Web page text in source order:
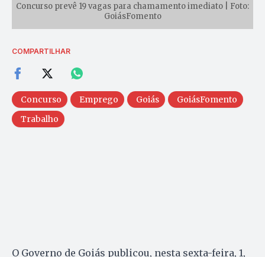
Concurso prevê 19 vagas para chamamento imediato | Foto:
GoiásFomento
COMPARTILHAR
Concurso Emprego Goiás
GoiásFomento
Trabalho
O Governo de Goiás publicou, nesta sexta-feira, 1,